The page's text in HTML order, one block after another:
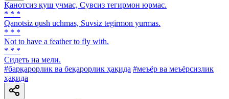
Қанотсиз қуш учмас, Сувсиз тегирмон юрмас.
* * *
Qanotsiz qush uchmas, Suvsiz tegirmon yurmas.
* * *
Not to have a feather to fly with.
* * *
Сидеть на мели.
#барқарорлик ва беқарорлик ҳақида #меъёр ва меъёрсизлик
ҳақида